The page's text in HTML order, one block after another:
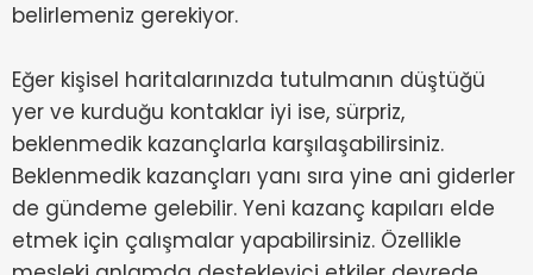
belirlemeniz gerekiyor.
Eğer kişisel haritalarınızda tutulmanın düştüğü
yer ve kurduğu kontaklar iyi ise, sürpriz,
beklenmedik kazançlarla karşılaşabilirsiniz.
Beklenmedik kazançları yanı sıra yine ani giderler
de gündeme gelebilir. Yeni kazanç kapıları elde
etmek için çalışmalar yapabilirsiniz. Özellikle